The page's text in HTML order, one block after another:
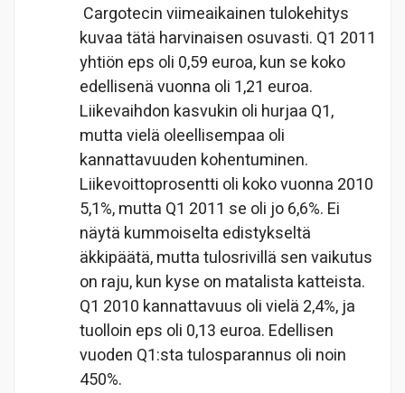
Cargotecin viimeaikainen tulokehitys
kuvaa tätä harvinaisen osuvasti. Q1 2011
yhtiön eps oli 0,59 euroa, kun se koko
edellisenä vuonna oli 1,21 euroa.
Liikevaihdon kasvukin oli hurjaa Q1,
mutta vielä oleellisempaa oli
kannattavuuden kohentuminen.
Liikevoittoprosentti oli koko vuonna 2010
5,1%, mutta Q1 2011 se oli jo 6,6%. Ei
näytä kummoiselta edistykseltä
äkkipäätä, mutta tulosrivillä sen vaikutus
on raju, kun kyse on matalista katteista.
Q1 2010 kannattavuus oli vielä 2,4%, ja
tuolloin eps oli 0,13 euroa. Edellisen
vuoden Q1:sta tulosparannus oli noin
450%.